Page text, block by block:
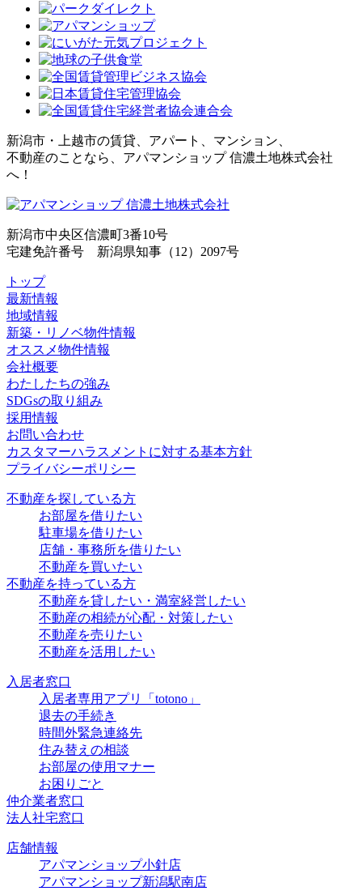
新潟市・上越市の賃貸、アパート、マンション、
不動産のことなら、アパマンショップ 信濃土地株式会社
へ！
新潟市中央区信濃町3番10号
宅建免許番号 新潟県知事（12）2097号
トップ
最新情報
地域情報
新築・リノベ物件情報
オススメ物件情報
会社概要
わたしたちの強み
SDGsの取り組み
採用情報
お問い合わせ
カスタマーハラスメントに対する基本方針
プライバシーポリシー
不動産を探している方
お部屋を借りたい
駐車場を借りたい
店舗・事務所を借りたい
不動産を買いたい
不動産を持っている方
不動産を貸したい・満室経営したい
不動産の相続が心配・対策したい
不動産を売りたい
不動産を活用したい
入居者窓口
入居者専用アプリ「totono」
退去の手続き
時間外緊急連絡先
住み替えの相談
お部屋の使用マナー
お困りごと
仲介業者窓口
法人社宅窓口
店舗情報
アパマンショップ小針店
アパマンショップ新潟駅南店